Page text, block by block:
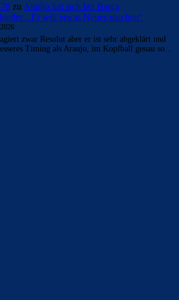
zu Araújo hat sich bei Barça
„Er will etwas Neues machen“
zwar Resolut aber er ist sehr abgeklärt und
Timing als Araujo, im Kopfball genau so…